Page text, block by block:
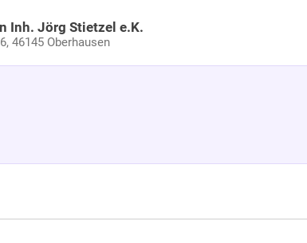
Inh. Jörg Stietzel e.K.
46145 Oberhausen